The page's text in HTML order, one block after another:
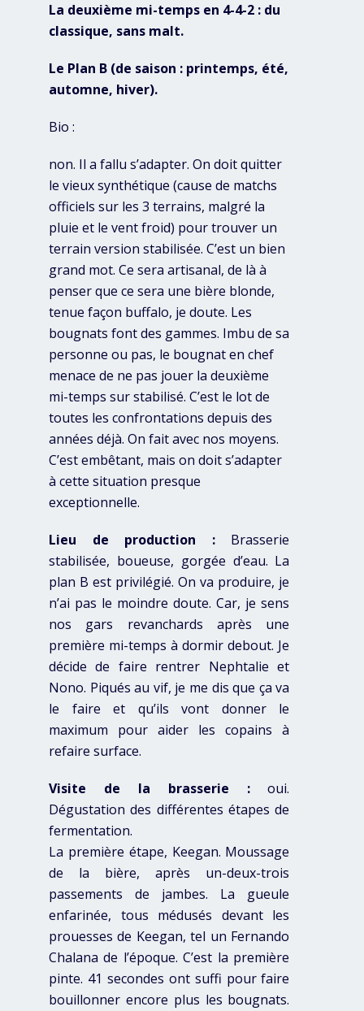
La deuxième mi-temps en 4-4-2 : du
classique, sans malt.
Le Plan B (de saison : printemps, été,
automne, hiver).
Bio :
non. Il a fallu s’adapter. On doit quitter
le vieux synthétique (cause de matchs
officiels sur les 3 terrains, malgré la
pluie et le vent froid) pour trouver un
terrain version stabilisée. C’est un bien
grand mot. Ce sera artisanal, de là à
penser que ce sera une bière blonde,
tenue façon buffalo, je doute. Les
bougnats font des gammes. Imbu de sa
personne ou pas, le bougnat en chef
menace de ne pas jouer la deuxième
mi-temps sur stabilisé. C’est le lot de
toutes les confrontations depuis des
années déjà. On fait avec nos moyens.
C’est embêtant, mais on doit s’adapter
à cette situation presque
exceptionnelle.
Lieu de production : Brasserie
stabilisée, boueuse, gorgée d’eau. La
plan B est privilégié. On va produire, je
n’ai pas le moindre doute. Car, je sens
nos gars revanchards après une
première mi-temps à dormir debout. Je
décide de faire rentrer Nephtalie et
Nono. Piqués au vif, je me dis que ça va
le faire et qu’ils vont donner le
maximum pour aider les copains à
refaire surface.
Visite de la brasserie :oui.
Dégustation des différentes étapes de
fermentation.
La première étape, Keegan. Moussage
de la bière, après un-deux-trois
passements de jambes. La gueule
enfarinée, tous médusés devant les
prouesses de Keegan, tel un Fernando
Chalana de l’époque. C’est la première
pinte. 41 secondes ont suffi pour faire
bouillonner encore plus les bougnats.